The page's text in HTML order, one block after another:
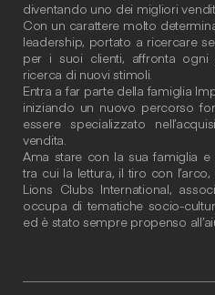
diventando uno dei migliori
Con un carattere molto
leadership, portato a ricercare
per i suoi clienti, affronta
ricerca di nuovi stimoli.
Entra a far parte della famiglia
iniziando un nuovo percorso
essere specializzato
vendita.
Ama stare con la sua famiglia
tra cui la lettura, il tiro con
Lions Clubs International,
occupa di tematiche socio-
ed è stato sempre propenso